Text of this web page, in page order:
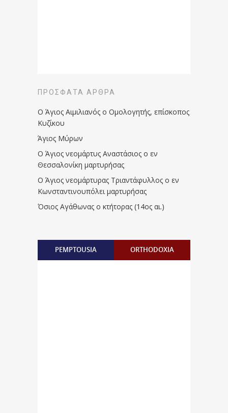
ΠΡΌΣΦΑΤΑ ΆΡΘΡΑ
Ο Άγιος Αιμιλιανός ο Ομολογητής, επίσκοπος
Κυζίκου
Άγιος Μύρων
Ο Άγιος νεομάρτυς Αναστάσιος ο εν
Θεσσαλονίκη μαρτυρήσας
Ο Άγιος νεομάρτυρας Τριαντάφυλλος ο εν
Κωνσταντινουπόλει μαρτυρήσας
Όσιος Αγάθωνας ο κτήτορας (14ος αι.)
PEMPTOUSIA ORTHODOXIA